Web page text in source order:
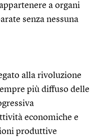
a organi
senza nessuna
alla rivoluzione
più diffuso delle
economiche e
produttive